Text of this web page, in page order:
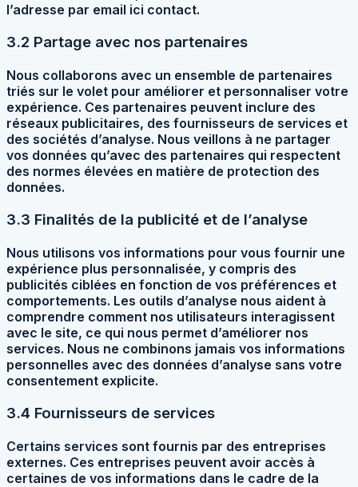
l’adresse par email ici contact.
3.2 Partage avec nos partenaires
Nous collaborons avec un ensemble de partenaires
triés sur le volet pour améliorer et personnaliser votre
expérience. Ces partenaires peuvent inclure des
réseaux publicitaires, des fournisseurs de services et
des sociétés d’analyse. Nous veillons à ne partager
vos données qu’avec des partenaires qui respectent
des normes élevées en matière de protection des
données.
3.3 Finalités de la publicité et de l’analyse
Nous utilisons vos informations pour vous fournir une
expérience plus personnalisée, y compris des
publicités ciblées en fonction de vos préférences et
comportements. Les outils d’analyse nous aident à
comprendre comment nos utilisateurs interagissent
avec le site, ce qui nous permet d’améliorer nos
services. Nous ne combinons jamais vos informations
personnelles avec des données d’analyse sans votre
consentement explicite.
3.4 Fournisseurs de services
Certains services sont fournis par des entreprises
externes. Ces entreprises peuvent avoir accès à
certaines de vos informations dans le cadre de la